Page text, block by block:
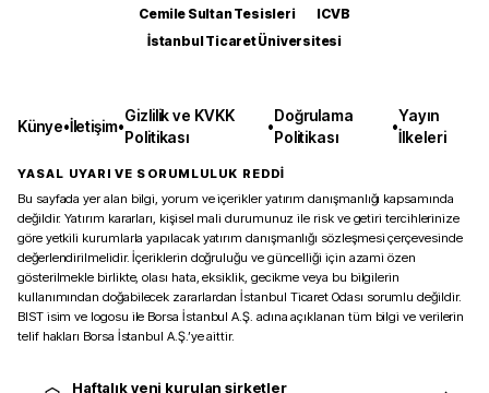
Cemile Sultan Tesisleri
ICVB
İstanbul Ticaret Üniversitesi
Künye•İletişim•
Gizlilik ve KVKK
Politikası
•
Doğrulama
Politikası
•
Yayın
İlkeleri
YASAL UYARI VE SORUMLULUK REDDİ
Bu sayfada yer alan bilgi, yorum ve içerikler yatırım danışmanlığı kapsamında
değildir. Yatırım kararları, kişisel mali durumunuz ile risk ve getiri tercihlerinize
göre yetkili kurumlarla yapılacak yatırım danışmanlığı sözleşmesi çerçevesinde
değerlendirilmelidir. İçeriklerin doğruluğu ve güncelliği için azami özen
gösterilmekle birlikte, olası hata, eksiklik, gecikme veya bu bilgilerin
kullanımından doğabilecek zararlardan İstanbul Ticaret Odası sorumlu değildir.
BIST isim ve logosu ile Borsa İstanbul A.Ş. adına açıklanan tüm bilgi ve verilerin
telif hakları Borsa İstanbul A.Ş.’ye aittir.
Haftalık yeni kurulan şirketler